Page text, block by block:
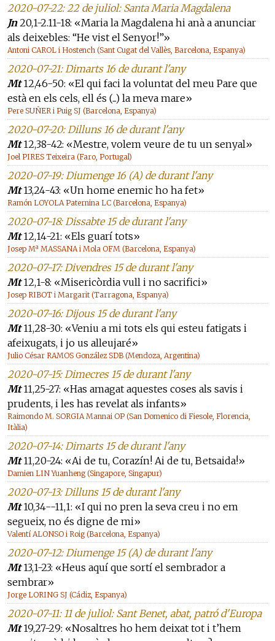
2020-07-22: 22 de juliol: Santa Maria Magdalena
Jn20,1-2.11-18: «Maria la Magdalena hi anà a anunciar
als deixebles: “He vist el Senyor!”»
Antoni CAROL i Hostench (Sant Cugat del Vallès, Barcelona, Espanya)
2020-07-21: Dimarts 16 de durant l'any
Mt12,46-50: «El qui faci la voluntat del meu Pare que
està en els cels, ell és (...) la meva mare»
Pere SUÑER i Puig SJ (Barcelona, Espanya)
2020-07-20: Dilluns 16 de durant l'any
Mt12,38-42: «Mestre, volem veure de tu un senyal»
Joel PIRES Teixeira (Faro, Portugal)
2020-07-19: Diumenge 16 (A) de durant l'any
Mt13,24-43: «Un home enemic ho ha fet»
Ramón LOYOLA Paternina LC (Barcelona, Espanya)
2020-07-18: Dissabte 15 de durant l'any
Mt12,14-21: «Els guarí tots»
Josep Mª MASSANA i Mola OFM (Barcelona, Espanya)
2020-07-17: Divendres 15 de durant l'any
Mt12,1-8: «Misericòrdia vull i no sacrifici»
Josep RIBOT i Margarit (Tarragona, Espanya)
2020-07-16: Dijous 15 de durant l'any
Mt11,28-30: «Veniu a mi tots els qui esteu fatigats i
afeixugats, i jo us alleujaré»
Julio César RAMOS González SDB (Mendoza, Argentina)
2020-07-15: Dimecres 15 de durant l'any
Mt11,25-27: «Has amagat aquestes coses als savis i
prudents, i les has revelat als infants»
Raimondo M. SORGIA Mannai OP (San Domenico di Fiesole, Florencia,
Itàlia)
2020-07-14: Dimarts 15 de durant l'any
Mt11,20-24: «Ai de tu, Corazín! Ai de tu, Betsaida!»
Damien LIN Yuanheng (Singapore, Singapur)
2020-07-13: Dilluns 15 de durant l'any
Mt10,34--11,1: «I qui no pren la seva creu i no em
segueix, no és digne de mi»
Valentí ALONSO i Roig (Barcelona, Espanya)
2020-07-12: Diumenge 15 (A) de durant l'any
Mt13,1-23: «Heus aquí que sortí el sembrador a
sembrar»
Jorge LORING SJ (Cádiz, Espanya)
2020-07-11: 11 de juliol: Sant Benet, abat, patró d'Europa
Mt19,27-29: «Nosaltres ho hem deixat tot i t’hem